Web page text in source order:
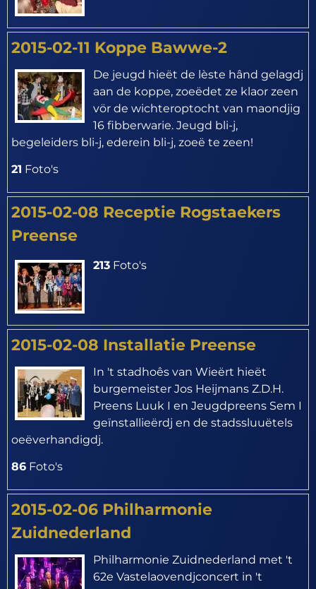
2015-02-11 Koppe Bawwe-2
De jeugd hieët de lèste hând gelagdj
aan de koppe, zoeëdet ze klaor zeen
vör de wichteroptocht van maondjig
16 fibberwarie. Jeugd bli-j,
begeleiders bli-j, ederein bli-j, zoeë te zeen!
21 Foto's
2015-02-08 Receptie Rogstaekers
Preense
213 Foto's
2015-02-08 Installatie Preense
In 't stadhoês van Wieërt hieët
burgemeister Jos Heijmans Z.D.H.
Preens Luuk I en Jeugdpreens Sem I
geïnstallieërdj en de stadssluuëtels
oeëverhandigdj.
86 Foto's
2015-02-06 Philharmonie
Zuidnederland
Philharmonie Zuidnederland met 't
62e Vastelaovendjconcert in 't